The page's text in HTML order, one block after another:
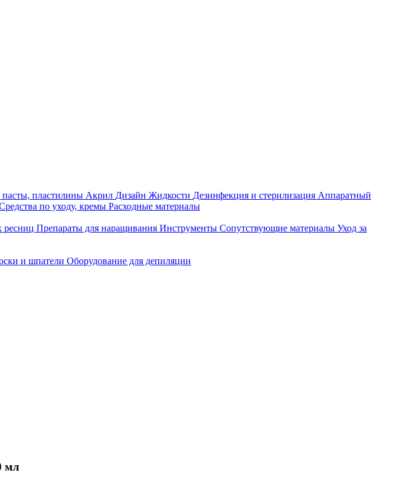
пасты, пластилины Акрил Дизайн Жидкости Дезинфекция и стерилизация Аппаратный
по уходу, кремы Расходные материалы
ресниц Препараты для наращивания Инструменты Сопутствующие материалы Уход за
и шпатели Оборудование для депиляции
мл